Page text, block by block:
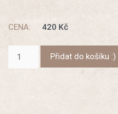
CENA: 420 Kč
Přidat do košíku :)